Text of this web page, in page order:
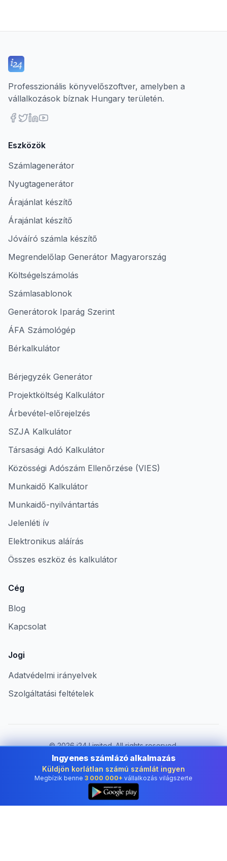
Professzionális könyvelőszoftver, amelyben a
vállalkozások bíznak Hungary területén.
Eszközök
Számlagenerátor
Nyugtagenerátor
Árajánlat készítő
Árajánlat készítő
Jóváíró számla készítő
Megrendelőlap Generátor Magyarország
Költségelszámolás
Számlasablonok
Generátorok Iparág Szerint
ÁFA Számológép
Bérkalkulátor
Bérjegyzék Generátor
Projektköltség Kalkulátor
Árbevétel-előrejelzés
SZJA Kalkulátor
Társasági Adó Kalkulátor
Közösségi Adószám Ellenőrzése (VIES)
Munkaidő Kalkulátor
Munkaidő-nyilvántartás
Jelenléti ív
Elektronikus aláírás
Összes eszköz és kalkulátor
Cég
Blog
Kapcsolat
Jogi
Adatvédelmi irányelvek
Szolgáltatási feltételek
©2026i24 Limited. All rights reserved.
Vállalkozások számára Hungary területén
Ország módosítása:
Hungary
Ingyenes számlázó alkalmazás
Küldjön korlátlan számú számlát ingyen
Megbízik benne 3 000 000+ vállalkozás világszerte